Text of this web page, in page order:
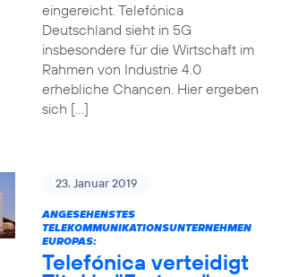
eingereicht. Telefónica
Deutschland sieht in 5G
insbesondere für die Wirtschaft im
Rahmen von Industrie 4.0
erhebliche Chancen. Hier ergeben
sich […]
23. Januar 2019
ANGESEHENSTES
TELEKOMMUNIKATIONSUNTERNEHMEN
EUROPAS:
Telefónica verteidigt